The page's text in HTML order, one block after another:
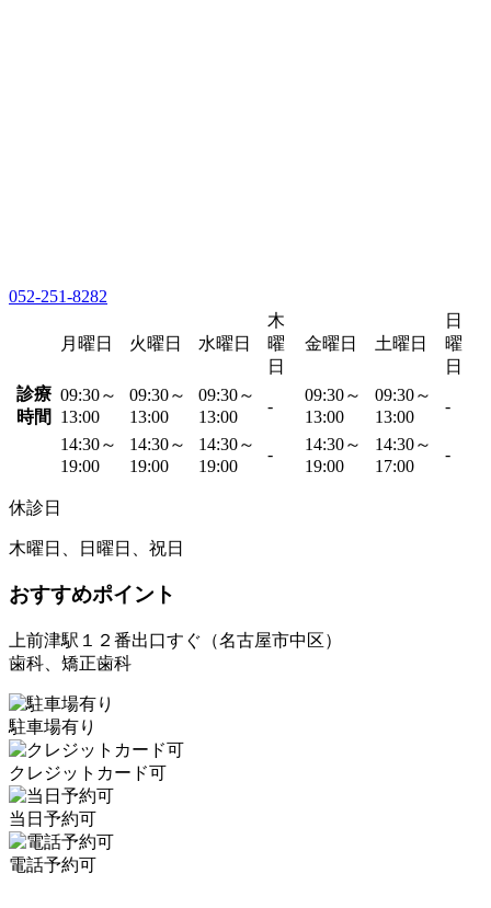
052-251-8282
月曜日 火曜日 水曜日
木
曜
日
金曜日 土曜日
日
曜
日
診療
時間
09:30～
13:00
09:30～
13:00
09:30～
13:00
-
09:30～
13:00
09:30～
13:00
-
14:30～
19:00
14:30～
19:00
14:30～
19:00
-
14:30～
19:00
14:30～
17:00
-
休診日
木曜日、日曜日、祝日
おすすめポイント
上前津駅１２番出口すぐ（名古屋市中区）
歯科、矯正歯科
駐車場有り
クレジットカード可
当日予約可
電話予約可